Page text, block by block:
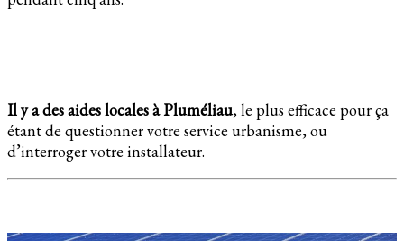
Il y a des aides locales à Pluméliau, le plus efficace pour ça
étant de questionner votre service urbanisme, ou
d’interroger votre installateur.